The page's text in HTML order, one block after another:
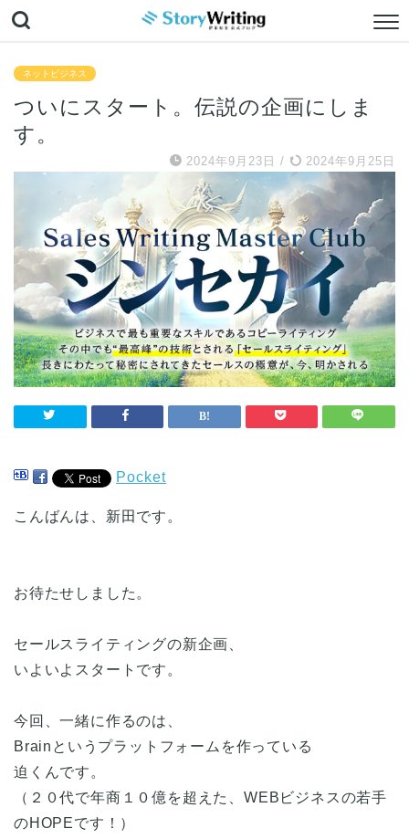
ネットビジネス
ついにスタート。伝説の企画にしま
す。
2024年9月23日 / 2024年9月25日
Pocket
こんばんは、新田です。
お待たせしました。
セールスライティングの新企画、
いよいよスタートです。
今回、一緒に作るのは、
Brainというプラットフォームを作っている
迫くんです。
（２０代で年商１０億を超えた、WEBビジネスの若手
のHOPEです！）